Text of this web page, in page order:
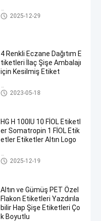
Özel şişe etiketleri
2025-12-29
4 Renkli Eczane Dağıtım E
tiketleri İlaç Şişe Ambalajı
için Kesilmiş Etiket
Özel şişe etiketleri
2023-05-18
HG H 100IU 10 FİOL Etiketl
er Somatropin 1 FİOL Etik
etler Etiketler Altın Logo
Özel şişe etiketleri
2025-12-19
Altın ve Gümüş PET Özel
Flakon Etiketleri Yazdırıla
bilir Hap Şişe Etiketleri Ço
k Boyutlu